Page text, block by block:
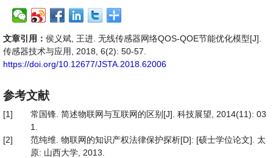
文章引用： 侯义斌, 王进. 无线传感器网络QOS-QOE节能优化模型[J].
传感器技术与应用, 2018, 6(2): 50-57.
https://doi.org/10.12677/JSTA.2018.62006
参考文献
[1]
常国锋. 简述物联网与互联网的区别[J]. 科技展望, 2014(11): 03
1.
[2]
范纯维. 物联网的知识产权法律保护探析[D]: [硕士学位论文]. 太
原: 山西大学, 2013.